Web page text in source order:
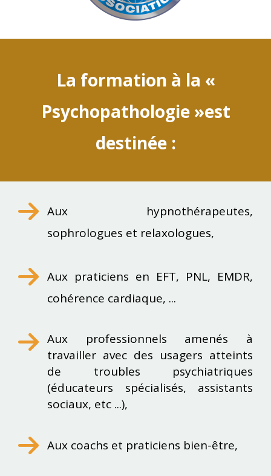
La formation à la «
Psychopathologie»est
destinée :
Aux hypnothérapeutes,
sophrologues et relaxologues,
Aux praticiens en EFT, PNL, EMDR,
cohérence cardiaque, ...
Aux professionnels amenés à
travailler avec des usagers atteints
de troubles psychiatriques
(éducateurs spécialisés, assistants
sociaux, etc ...),
Aux coachs et praticiens bien-être,